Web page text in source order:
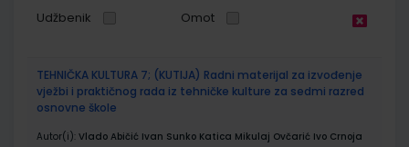
Udžbenik Omot
TEHNIČKA KULTURA 7; (KUTIJA) Radni materijal za izvođenje
vježbi i praktičnog rada iz tehničke kulture za sedmi razred
osnovne škole
Autor(i): Vlado Abičić Ivan Sunko Katica Mikulaj Ovčarić Ivo Crnoja